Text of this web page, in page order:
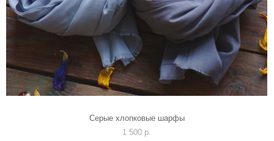
Серые хлопковые шарфы
1 500 p.